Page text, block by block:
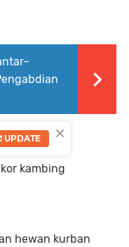
kambing
hewan kurban
×
UPDATE